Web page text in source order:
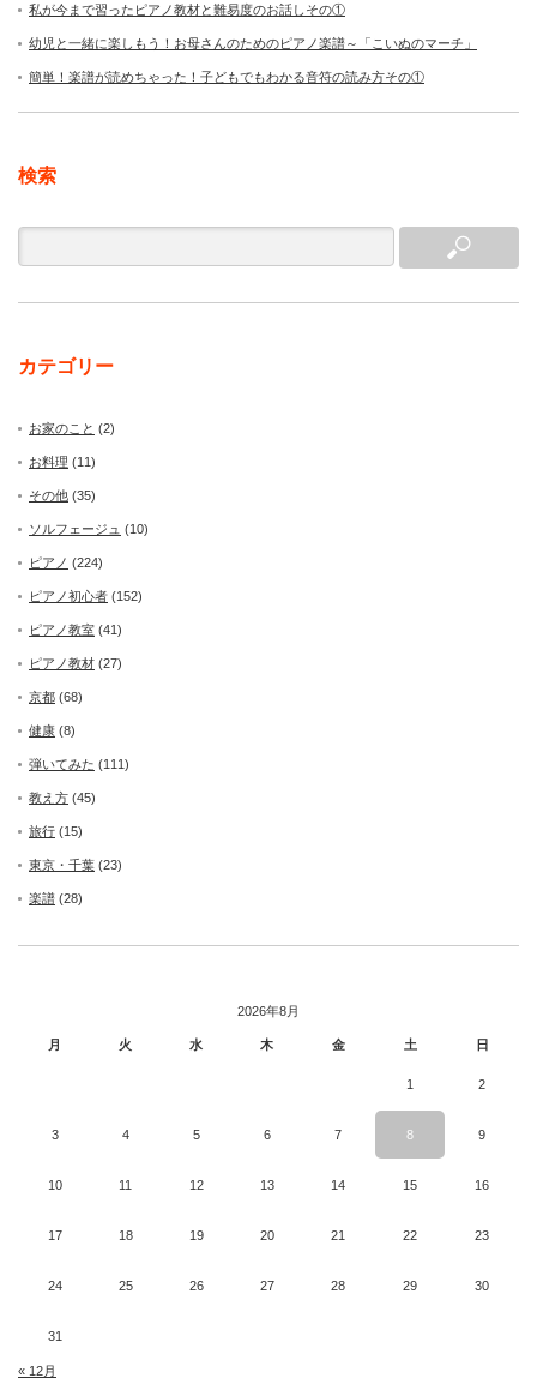
私が今まで習ったピアノ教材と難易度のお話しその①
幼児と一緒に楽しもう！お母さんのためのピアノ楽譜～「こいぬのマーチ」
簡単！楽譜が読めちゃった！子どもでもわかる音符の読み方その①
検索
カテゴリー
お家のこと (2)
お料理 (11)
その他 (35)
ソルフェージュ (10)
ピアノ (224)
ピアノ初心者 (152)
ピアノ教室 (41)
ピアノ教材 (27)
京都 (68)
健康 (8)
弾いてみた (111)
教え方 (45)
旅行 (15)
東京・千葉 (23)
楽譜 (28)
2026年8月
月 火 水 木 金 土 日
1 2
3 4 5 6 7 8 9
10 11 12 13 14 15 16
17 18 19 20 21 22 23
24 25 26 27 28 29 30
31
« 12月